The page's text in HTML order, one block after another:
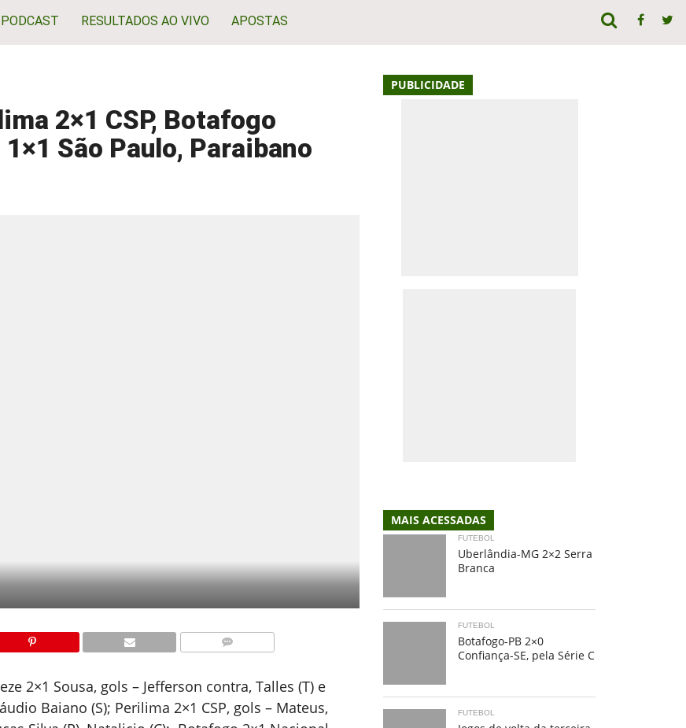
PODCAST RESULTADOS AO VIVO APOSTAS
2×1 CSP, Botafogo
São Paulo, Paraibano
2×1 Sousa, gols – Jefferson contra, Talles (T) e
Baiano (S); Perilima 2×1 CSP, gols – Mateus,
PUBLICIDADE
MAIS ACESSADAS
FUTEBOL
Uberlândia-MG 2×2 Serra
Branca
FUTEBOL
Botafogo-PB 2×0
Confiança-SE, pela Série C
FUTEBOL